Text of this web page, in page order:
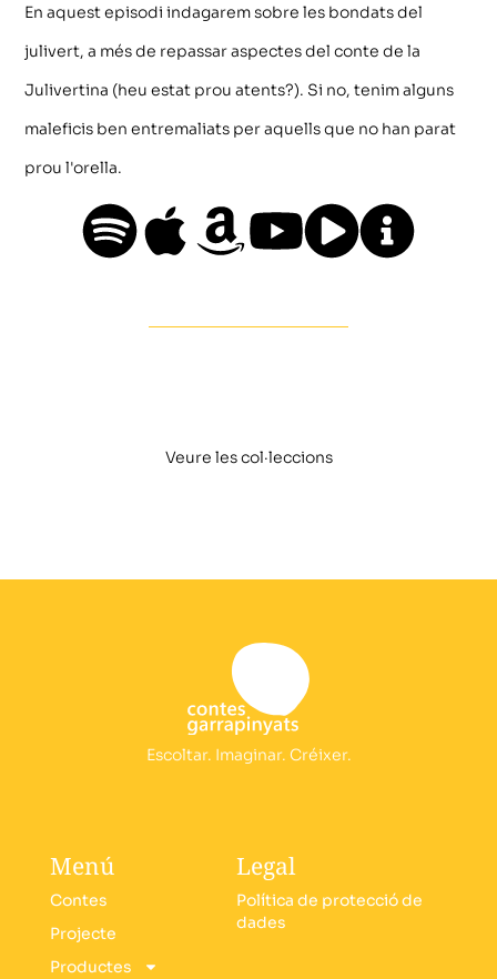
En aquest episodi indagarem sobre les bondats del
julivert, a més de repassar aspectes del conte de la
Julivertina (heu estat prou atents?). Si no, tenim alguns
maleficis ben entremaliats per aquells que no han parat
prou l'orella.
Veure les col·leccions
Escoltar. Imaginar. Créixer.
Menú
Contes
Projecte
Productes
Legal
Política de protecció de
dades